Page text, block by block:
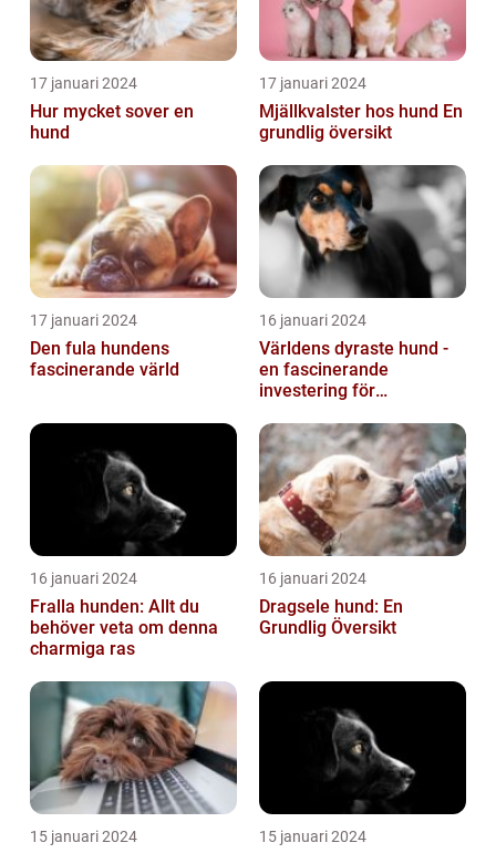
17 januari 2024
Hur mycket sover en
hund
17 januari 2024
Mjällkvalster hos hund En
grundlig översikt
17 januari 2024
Den fula hundens
fascinerande värld
16 januari 2024
Världens dyraste hund -
en fascinerande
investering för
16 januari 2024
Fralla hunden: Allt du
behöver veta om denna
charmiga ras
16 januari 2024
Dragsele hund: En
Grundlig Översikt
15 januari 2024 15 januari 2024